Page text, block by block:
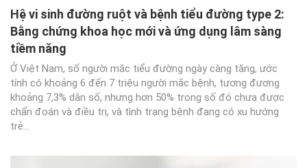
Hệ vi sinh đường ruột và bệnh tiểu đường type 2:
Bằng chứng khoa học mới và ứng dụng lâm sàng
tiềm năng
Ở Việt Nam, số người mắc tiểu đường ngày càng tăng, ước
tính có khoảng 6 đến 7 triệu người mắc bệnh, tương đương
khoảng 7,3% dân số, nhưng hơn 50% trong số đó chưa được
chẩn đoán và điều trị, và tình trạng bệnh đang có xu hướng
trẻ...